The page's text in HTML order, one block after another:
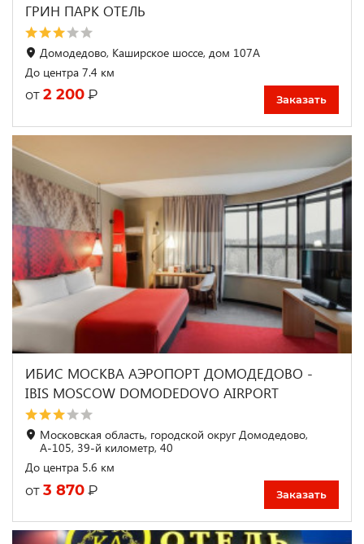
ГРИН ПАРК ОТЕЛЬ
Домодедово, Каширское шоссе, дом 107А
До центра 7.4 км
от 2 200 ₽ Заказать
ИБИС МОСКВА АЭРОПОРТ ДОМОДЕДОВО -
IBIS MOSCOW DOMODEDOVO AIRPORT
Московская область, городской округ Домодедово,
А-105, 39-й километр, 40
До центра 5.6 км
от 3 870 ₽ Заказать